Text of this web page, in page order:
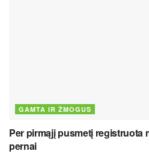
GAMTA IR ŽMOGUS
Per pirmąjį pusmetį registruota
pernai